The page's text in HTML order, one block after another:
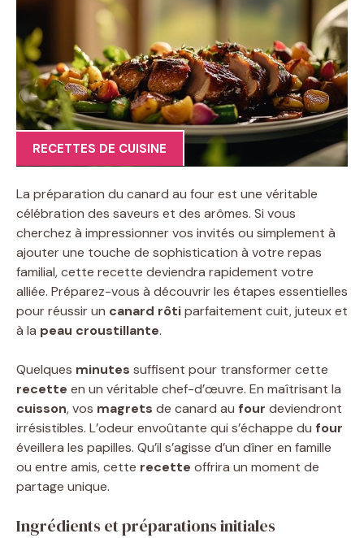
RECETTES DE CUISINE
La préparation du canard au four est une véritable
célébration des saveurs et des arômes. Si vous
cherchez à impressionner vos invités ou simplement à
ajouter une touche de sophistication à votre repas
familial, cette recette deviendra rapidement votre
alliée. Préparez-vous à découvrir les étapes essentielles
pour réussir un canard rôtiparfaitement cuit, juteux et
à la peau croustillante.
Quelques minutes suffisent pour transformer cette
recette en un véritable chef-d’œuvre. En maîtrisant la
cuisson, vos magrets de canard au four deviendront
irrésistibles. L’odeur envoûtante qui s’échappe du four
éveillera les papilles. Qu’il s’agisse d’un dîner en famille
ou entre amis, cette recette offrira un moment de
partage unique.
Ingrédients et préparations initiales